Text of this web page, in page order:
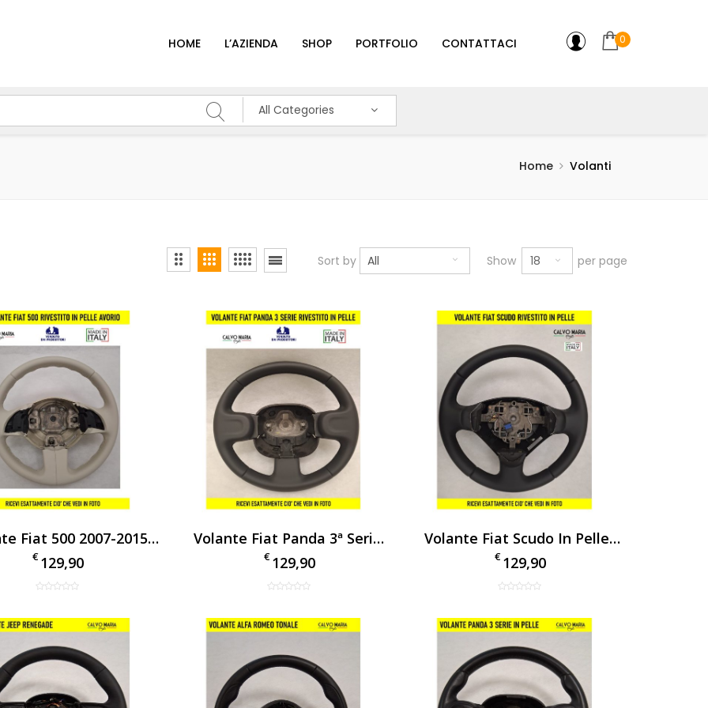
HOME L’AZIENDA SHOP PORTFOLIO CONTATTACI 0
All Categories
Home Volanti
Sort by All Show 18 per page
Volante Fiat 500 2007-2015 In Pelle Avorio – Artigianale
129,90
€
Volante Fiat Panda 3ª Serie 2012 In Pelle – Originale
129,90
€
Volante Fiat Scudo In Pelle Nero | Ricambio Originale Ergonomico
129,90
€